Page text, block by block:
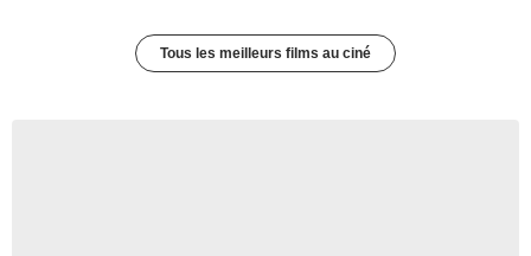
Tous les meilleurs films au ciné